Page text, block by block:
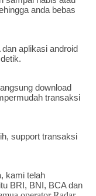
anda bebas
aplikasi android
download
transaksi
support transaksi
kami telah
BRI, BNI, BCA dan